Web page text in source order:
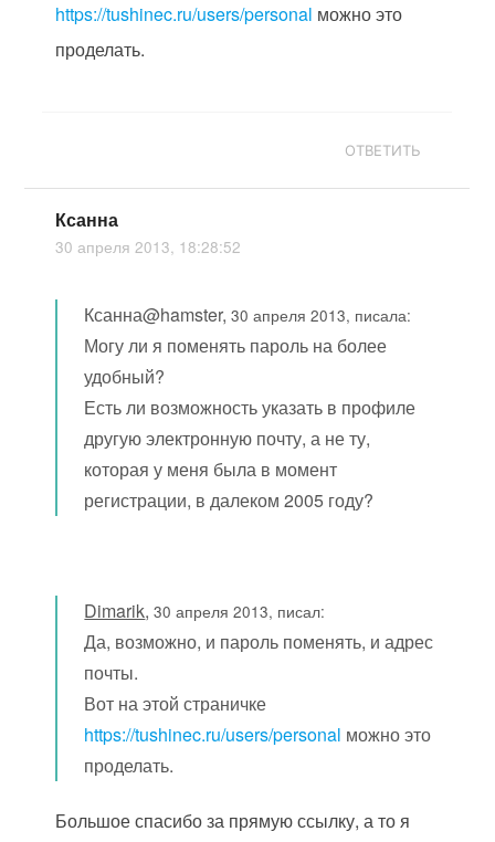
https://tushinec.ru/users/personal можно это
проделать.
ОТВЕТИТЬ
Ксанна
30 апреля 2013, 18:28:52
Ксанна@hamster,30 апреля 2013, писала:
Могу ли я поменять пароль на более
удобный?
Есть ли возможность указать в профиле
другую электронную почту, а не ту,
которая у меня была в момент
регистрации, в далеком 2005 году?
Dimarik,30 апреля 2013, писал:
Да, возможно, и пароль поменять, и адрес
почты.
Вот на этой страничке
https://tushinec.ru/users/personal можно это
проделать.
Большое спасибо за прямую ссылку, а то я